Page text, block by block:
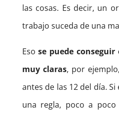
las cosas. Es decir, un
trabajo suceda de una
Esose puede
muy claras, por
antes de las 12 del día.
una regla, poco a